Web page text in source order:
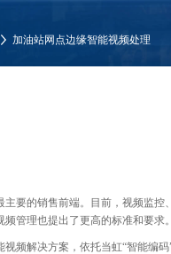
加油站网点边缘智能视频处理
主要的销售前端。目前，视频监
管理也提出了更高的标准和要求。
视频解决方案，依托当虹“智能编